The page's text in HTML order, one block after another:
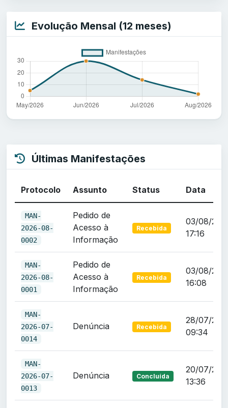
Evolução Mensal (12 meses)
Últimas Manifestações
Protocolo Assunto Status Data
MAN-
2026-08-
0002
Pedido de
Acesso à
Informação
Recebida
03/08/
17:16
MAN-
2026-08-
0001
Pedido de
Acesso à
Informação
Recebida
03/08/
16:08
MAN-
2026-07-
0014
Denúncia Recebida
28/07/
09:34
MAN-
2026-07-
0013
Denúncia Concluída
20/07/
13:36